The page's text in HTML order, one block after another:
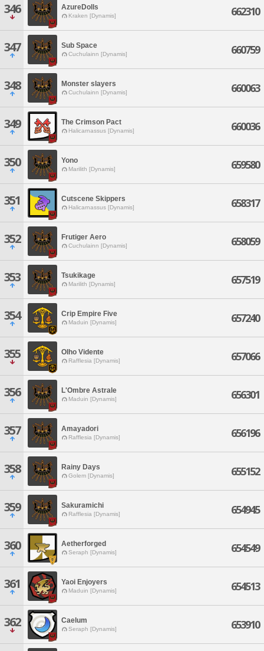
346 AzureDolls
Kraken [Dynamis] 662310
347 Sub Space
Cuchulainn [Dynamis] 660759
348 Monster slayers
Cuchulainn [Dynamis] 660063
349 The Crimson Pact
Halicarnassus [Dynamis] 660036
350 Yono
Marilith [Dynamis] 659580
351 Cutscene Skippers
Halicarnassus [Dynamis] 658317
352 Frutiger Aero
Cuchulainn [Dynamis] 658059
353 Tsukikage
Marilith [Dynamis] 657519
354 Crip Empire Five
Maduin [Dynamis] 657240
355 Olho Vidente
Rafflesia [Dynamis] 657066
356 L'Ombre Astrale
Maduin [Dynamis] 656301
357 Amayadori
Rafflesia [Dynamis] 656196
358 Rainy Days
Golem [Dynamis] 655152
359 Sakuramichi
Rafflesia [Dynamis] 654945
360 Aetherforged
Seraph [Dynamis] 654549
361 Yaoi Enjoyers
Maduin [Dynamis] 654513
362 Caelum
Seraph [Dynamis] 653910